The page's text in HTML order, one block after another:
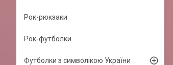
Рок-рюкзаки
Рок-футболки
Футболки з символікою України